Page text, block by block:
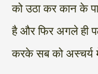
को उठा कर कान के
है और फिर अगले ही
करके सब को अस्चर्य